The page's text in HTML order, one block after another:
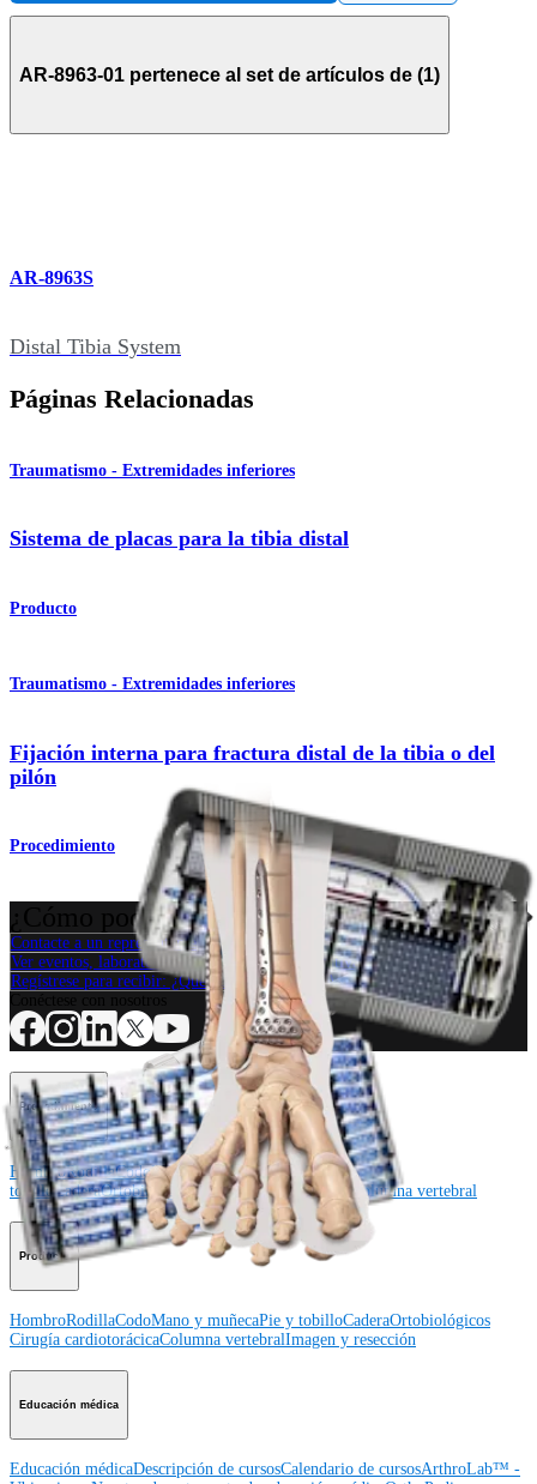
AR-8963-01 pertenece al set de artículos de (1)
AR-8963S
Distal Tibia System
Páginas Relacionadas
Traumatismo - Extremidades inferiores
Sistema de placas para la tibia distal
Producto
Traumatismo - Extremidades inferiores
Fijación interna para fractura distal de la tibia o del
pilón
Procedimiento
¿Cómo podemos ayudarlo?
Contacte a un representante
Ver eventos, laboratorios y oportunidades educativas
Regístrese para recibir: ¿Qué hay de nuevo en Arthrex?
Procedimiento
HombroRodillaCodoMano y muñecaPie y
tobilloCaderaOrtobiológicos Cirugía cardiotorácicaColumna vertebral
Producto
HombroRodillaCodoMano y muñecaPie y tobilloCaderaOrtobiológicos
Cirugía cardiotorácicaColumna vertebralImagen y resección
Educación médica
Educación médicaDescripción de cursosCalendario de cursosArthroLab™ -